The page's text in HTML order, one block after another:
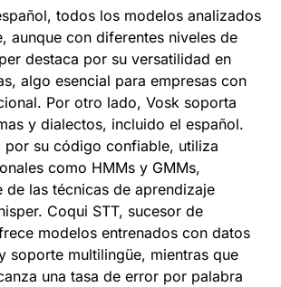
todos los modelos analizados
aunque con diferentes niveles de
destaca por su versatilidad en
algo esencial para empresas con
Por otro lado, Vosk soporta
y dialectos, incluido el español.
por su código confiable, utiliza
como HMMs y GMMs,
de las técnicas de aprendizaje
Coqui STT, sucesor de
modelos entrenados con datos
soporte multilingüe, mientras que
una tasa de error por palabra